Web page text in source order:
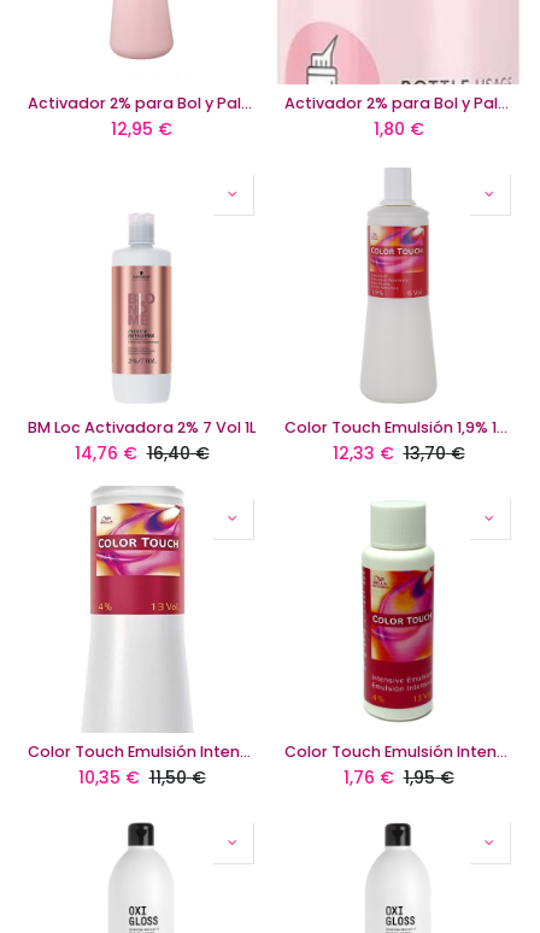
Activador 2% para Bol y Paletina Shinefinity 1000 Ml
12,95 €
Activador 2% para Bol y Paletina Shinefinity 60 Ml
1,80 €
BM Loc Activadora 2% 7 Vol 1L
14,76 € 16,40€
Color Touch Emulsión 1,9% 1000ml
12,33 € 13,70€
Color Touch Emulsión Intensiva 4% 1000ml
10,35 € 11,50€
Color Touch Emulsión Intensiva 4% 60ml
1,76 € 1,95€